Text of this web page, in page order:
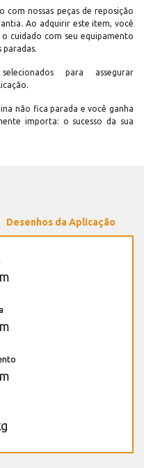
nossas peças de reposição
Ao adquirir este item, você
cuidado com seu equipamento
paradas.
para assegurar
não fica parada e você ganha
importa: o sucesso da sua
Desenhos da Aplicação